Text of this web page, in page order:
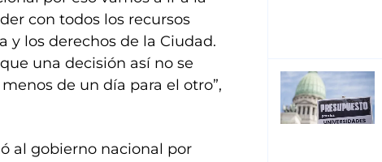
con todos los recursos
los derechos de la Ciudad.
una decisión así no se
de un día para el otro”,
al gobierno nacional por